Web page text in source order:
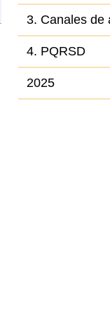
3. Canales de
4. PQRSD
2025